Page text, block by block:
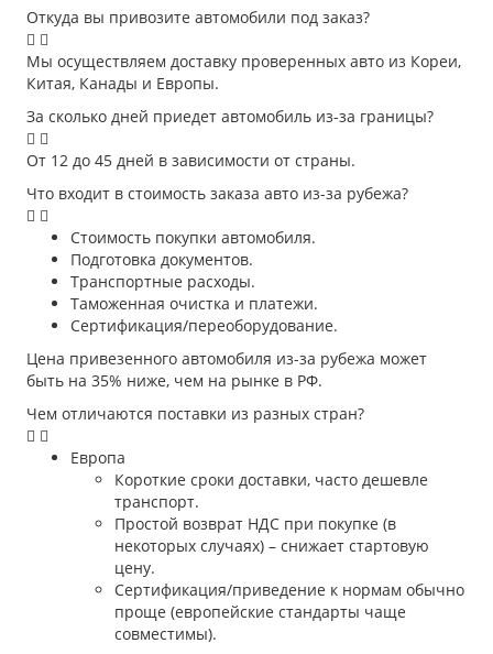
Откуда вы привозите автомобили под заказ?
Мы осуществляем доставку проверенных авто из Кореи,
Китая, Канады и Европы.
За сколько дней приедет автомобиль из-за границы?
От 12 до 45 дней в зависимости от страны.
Что входит в стоимость заказа авто из-за рубежа?
Стоимость покупки автомобиля.
Подготовка документов.
Транспортные расходы.
Таможенная очистка и платежи.
Сертификация/переоборудование.
Цена привезенного автомобиля из-за рубежа может
быть на 35% ниже, чем на рынке в РФ.
Чем отличаются поставки из разных стран?
Европа
Короткие сроки доставки, часто дешевле
транспорт.
Простой возврат НДС при покупке (в
некоторых случаях) – снижает стартовую
цену.
Сертификация/приведение к нормам обычно
проще (европейские стандарты чаще
совместимы).